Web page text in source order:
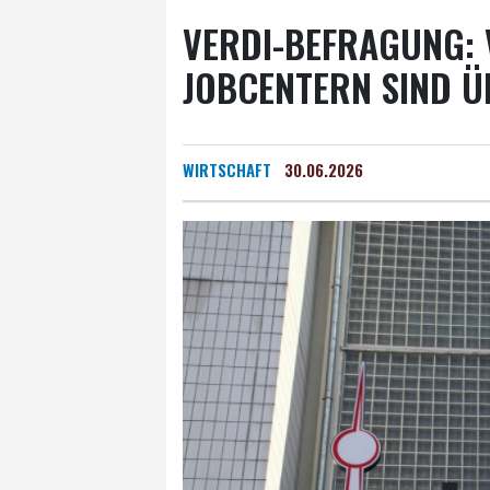
VERDI-BEFRAGUNG:
JOBCENTERN SIND
WIRTSCHAFT 30.06.2026